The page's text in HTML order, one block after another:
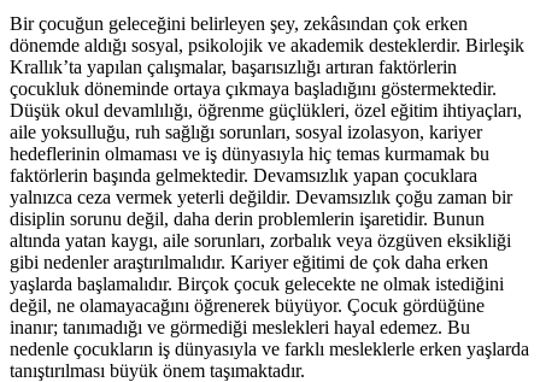
Bir çocuğun geleceğini belirleyen şey, zekâsından çok erken
dönemde aldığı sosyal, psikolojik ve akademik desteklerdir. Birleşik
Krallık’ta yapılan çalışmalar, başarısızlığı artıran faktörlerin
çocukluk döneminde ortaya çıkmaya başladığını göstermektedir.
Düşük okul devamlılığı, öğrenme güçlükleri, özel eğitim ihtiyaçları,
aile yoksulluğu, ruh sağlığı sorunları, sosyal izolasyon, kariyer
hedeflerinin olmaması ve iş dünyasıyla hiç temas kurmamak bu
faktörlerin başında gelmektedir. Devamsızlık yapan çocuklara
yalnızca ceza vermek yeterli değildir. Devamsızlık çoğu zaman bir
disiplin sorunu değil, daha derin problemlerin işaretidir. Bunun
altında yatan kaygı, aile sorunları, zorbalık veya özgüven eksikliği
gibi nedenler araştırılmalıdır. Kariyer eğitimi de çok daha erken
yaşlarda başlamalıdır. Birçok çocuk gelecekte ne olmak istediğini
değil, ne olamayacağını öğrenerek büyüyor. Çocuk gördüğüne
inanır; tanımadığı ve görmediği meslekleri hayal edemez. Bu
nedenle çocukların iş dünyasıyla ve farklı mesleklerle erken yaşlarda
tanıştırılması büyük önem taşımaktadır.